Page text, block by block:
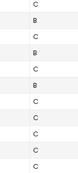
C
B
C
B
C
B
C
C
C
C
C